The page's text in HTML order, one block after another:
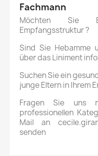
Fachmann
Möchten Sie
Empfangsstruktur ?
Sind Sie Hebamme
über das Liniment
Suchen Sie ein
junge Eltern in Ihrem
Fragen Sie uns
professionellen
Mail an
senden